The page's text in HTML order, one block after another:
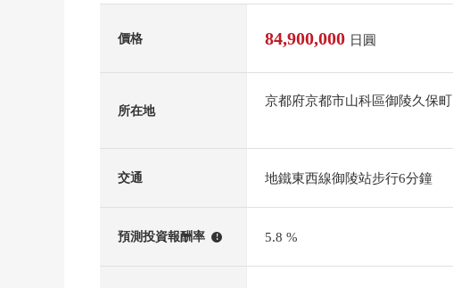
價格 84,900,000 日圓
所在地
京都府京都市山科區御陵久保町
交通 地鐵東西線御陵站步行6分鐘
預測投資報酬率 ! 5.8 %